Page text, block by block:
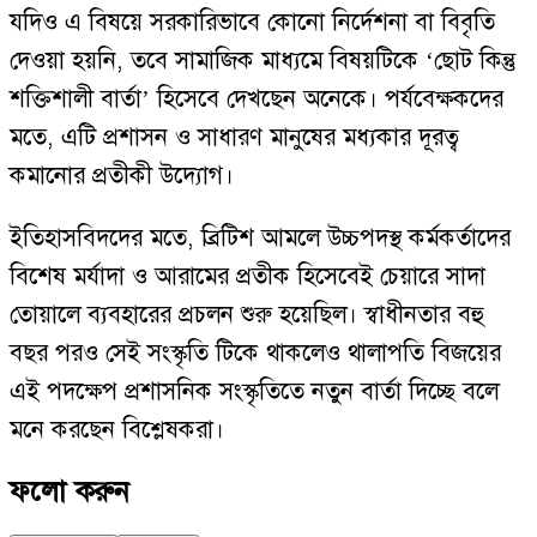
যদিও এ বিষয়ে সরকারিভাবে কোনো নির্দেশনা বা বিবৃতি
দেওয়া হয়নি, তবে সামাজিক মাধ্যমে বিষয়টিকে ‘ছোট কিন্তু
শক্তিশালী বার্তা’ হিসেবে দেখছেন অনেকে। পর্যবেক্ষকদের
মতে, এটি প্রশাসন ও সাধারণ মানুষের মধ্যকার দূরত্ব
কমানোর প্রতীকী উদ্যোগ।
ইতিহাসবিদদের মতে, ব্রিটিশ আমলে উচ্চপদস্থ কর্মকর্তাদের
বিশেষ মর্যাদা ও আরামের প্রতীক হিসেবেই চেয়ারে সাদা
তোয়ালে ব্যবহারের প্রচলন শুরু হয়েছিল। স্বাধীনতার বহু
বছর পরও সেই সংস্কৃতি টিকে থাকলেও থালাপতি বিজয়ের
এই পদক্ষেপ প্রশাসনিক সংস্কৃতিতে নতুন বার্তা দিচ্ছে বলে
মনে করছেন বিশ্লেষকরা।
ফলো করুন